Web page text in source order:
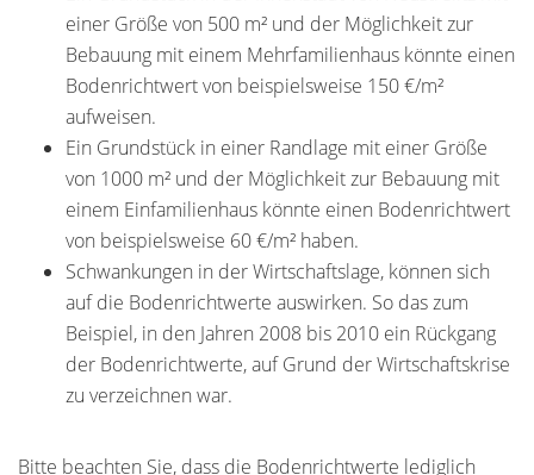
einer Größe von 500 m² und der Möglichkeit zur
Bebauung mit einem Mehrfamilienhaus könnte einen
Bodenrichtwert von beispielsweise 150 €/m²
aufweisen.
Ein Grundstück in einer Randlage mit einer Größe
von 1000 m² und der Möglichkeit zur Bebauung mit
einem Einfamilienhaus könnte einen Bodenrichtwert
von beispielsweise 60 €/m² haben.
Schwankungen in der Wirtschaftslage, können sich
auf die Bodenrichtwerte auswirken. So das zum
Beispiel, in den Jahren 2008 bis 2010 ein Rückgang
der Bodenrichtwerte, auf Grund der Wirtschaftskrise
zu verzeichnen war.
Bitte beachten Sie, dass die Bodenrichtwerte lediglich